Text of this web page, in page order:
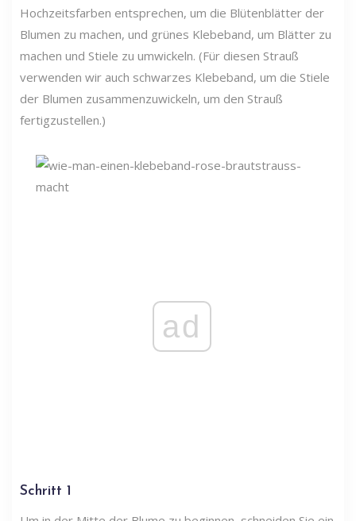
Hochzeitsfarben entsprechen, um die Blütenblätter der
Blumen zu machen, und grünes Klebeband, um Blätter zu
machen und Stiele zu umwickeln. (Für diesen Strauß
verwenden wir auch schwarzes Klebeband, um die Stiele
der Blumen zusammenzuwickeln, um den Strauß
fertigzustellen.)
ad
Schritt 1